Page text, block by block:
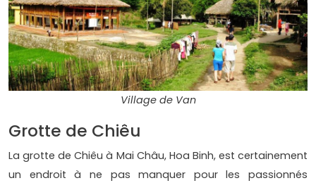
Village de Van
Grotte de Chiêu
La grotte de Chiêu à Mai Châu, Hoa Binh, est certainement
un endroit à ne pas manquer pour les passionnés